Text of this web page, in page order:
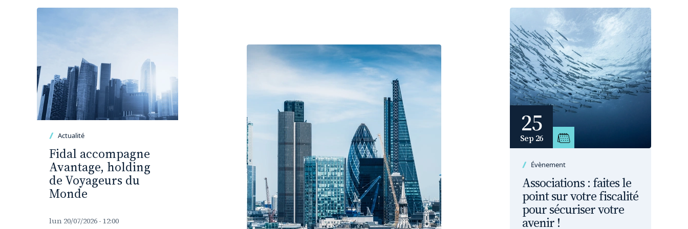
Actualité
Fidal accompagne
Avantage, holding
de Voyageurs du
Monde
lun 20/07/2026 - 12:00
25
Sep 26
Évènement
Associations : faites le
point sur votre fiscalité
pour sécuriser votre
avenir !